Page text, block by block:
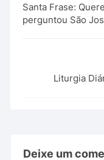
Santa Frase:
perguntou São
Liturgia
Deixe um